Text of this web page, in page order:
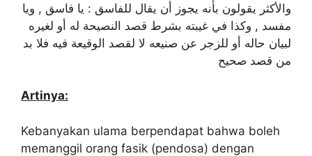
والأكثر يقولون بأنه يجوز أن يقال للفاسق : يا فاسق , ويا
مفسد , وكذا في غيبته بشرط قصد النصيحة له أو لغيره
لبيان حاله أو للزجر عن صنيعه لا لقصد الوقيعة فيه فلا بد
من قصد صحيح
Artinya:
Kebanyakan ulama berpendapat bahwa boleh
memanggil orang fasik (pendosa) dengan